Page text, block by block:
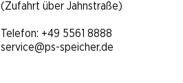
(Zufahrt über Jahnstraße)
Telefon: +49 5561 8888
service@ps-speicher.de